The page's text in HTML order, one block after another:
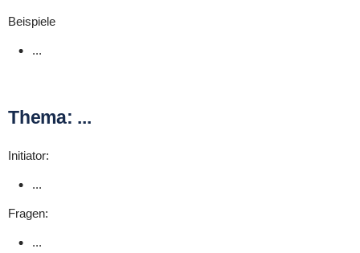
Beispiele
...
Thema: ...
Initiator:
...
Fragen:
...